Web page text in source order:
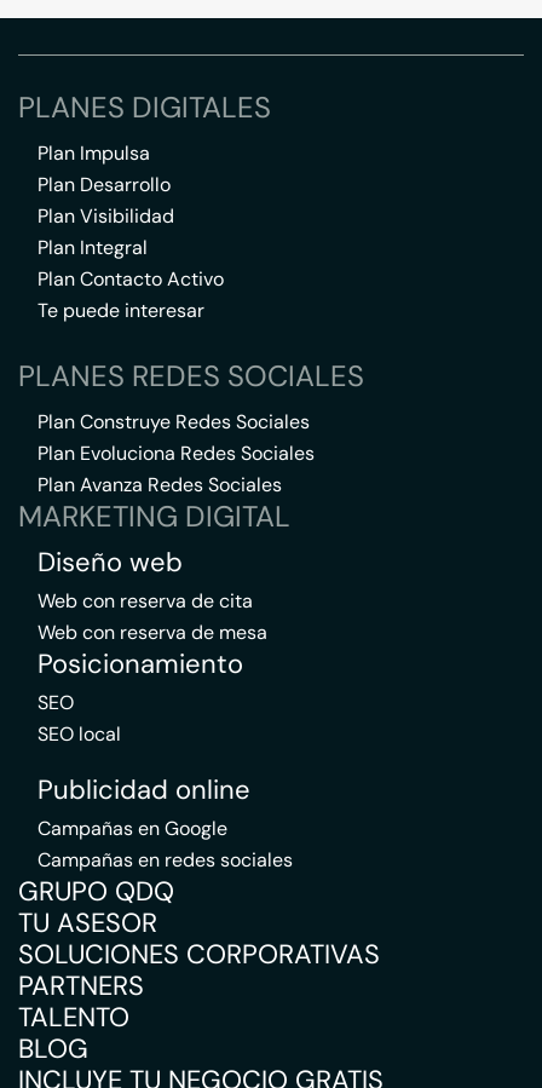
PLANES DIGITALES
Plan Impulsa
Plan Desarrollo
Plan Visibilidad
Plan Integral
Plan Contacto Activo
Te puede interesar
PLANES REDES SOCIALES
Plan Construye Redes Sociales
Plan Evoluciona Redes Sociales
Plan Avanza Redes Sociales
MARKETING DIGITAL
Diseño web
Web con reserva de cita
Web con reserva de mesa
Posicionamiento
SEO
SEO local
Publicidad online
Campañas en Google
Campañas en redes sociales
GRUPO QDQ
TU ASESOR
SOLUCIONES CORPORATIVAS
PARTNERS
TALENTO
BLOG
INCLUYE TU NEGOCIO GRATIS